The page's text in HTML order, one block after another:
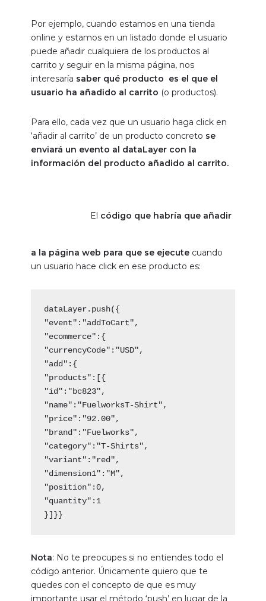
Por ejemplo, cuando estamos en una tienda
online y estamos en un listado donde el usuario
puede añadir cualquiera de los productos al
carrito y seguir en la misma página, nos
interesaría saber qué producto es el que el
usuario ha añadido al carrito (o productos).
Para ello, cada vez que un usuario haga click en
‘añadir al carrito’ de un producto concreto se
enviará un evento al dataLayer con la
información del producto añadido al carrito.
usuario hace click en ese producto es:
dataLayer.push({
"currencyCode":"USD",
"add":{
"products":[{
"id":"bc823",
"name":"FuelworksT-Shirt",
"price":"92.00",
"brand":"Fuelworks",
"category":"T-Shirts",
"variant":"red",
"dimension1":"M",
"position":0,
"quantity":1
}]}
Nota: No te preocupes si no entiendes todo el
importante usar el método ‘push’ en lugar de la
definición cuando tenemos que añadir
información al dataLayer después de que la
página se haya cargado.